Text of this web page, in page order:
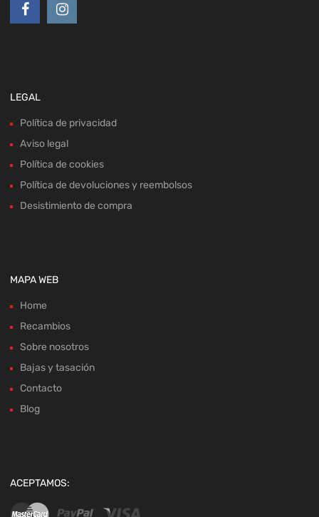
LEGAL
Política de privacidad
Aviso legal
Política de cookies
Política de devoluciones y reembolsos
Desistimiento de compra
MAPA WEB
Home
Recambios
Sobre nosotros
Bajas y tasación
Contacto
Blog
ACEPTAMOS: